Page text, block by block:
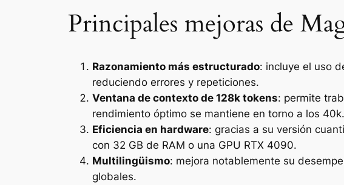
Principales mejoras de
Razonamiento más estructurado: incluye el uso
reduciendo errores y repeticiones.
Ventana de contexto de 128k tokens: permite
rendimiento óptimo se mantiene en torno a los 40k.
Eficiencia en hardware: gracias a su versión
con 32 GB de RAM o una GPU RTX 4090.
Multilingüismo: mejora notablemente su
globales.